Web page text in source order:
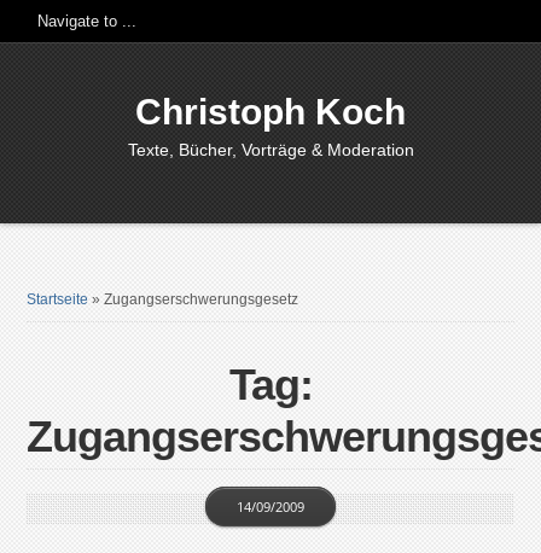
Christoph Koch
Texte, Bücher, Vorträge & Moderation
Startseite »Zugangserschwerungsgesetz
Tag:
14/09/2009